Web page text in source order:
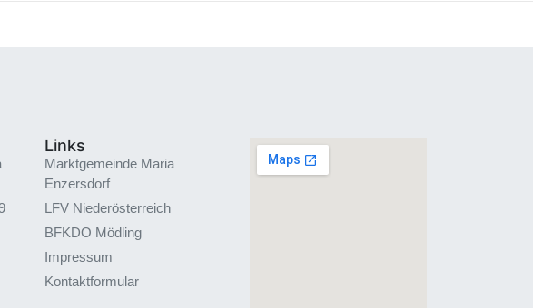
Links
Marktgemeinde Maria
Enzersdorf
LFV Niederösterreich
BFKDO Mödling
Impressum
Kontaktformular